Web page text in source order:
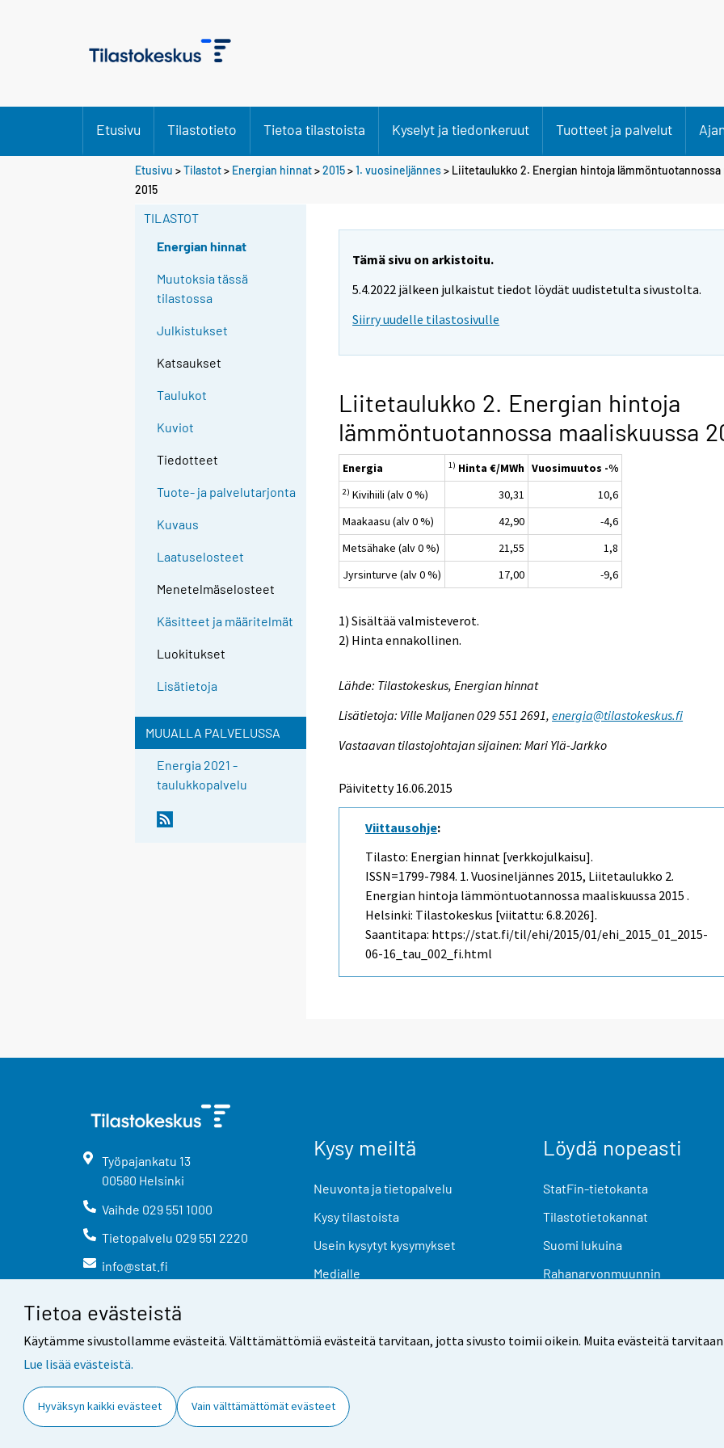
Tietoa evästeistä
Käytämme sivustollamme evästeitä. Välttämättömiä evästeitä tarvitaan, jotta sivusto toimii oikein. Muita evästeitä
Lue lisää evästeistä.
Hyväksyn kaikki evästeet Vain välttämättömät evästeet
Etusivu Tilastotieto Tietoa tilastoista Kyselyt ja tiedonkeruut Tuotteet ja palvelut
Etusivu >Tilastot> Energian hinnat>2015>1. vuosineljännes> Liitetaulukko 2. Energian hintoja lämmöntuotannossa
2015
TILASTOT
Energian hinnat
Muutoksia tässä
tilastossa
Julkistukset
Katsaukset
Taulukot
Kuviot
Tiedotteet
Tuote- ja palvelutarjonta
Kuvaus
Laatuselosteet
Menetelmäselosteet
Käsitteet ja määritelmät
Luokitukset
Lisätietoja
MUUALLA PALVELUSSA
Energia 2021 -
taulukkopalvelu
Tämä sivu on arkistoitu.
5.4.2022 jälkeen julkaistut tiedot löydät uudistetulta sivustolta.
Siirry uudelle tilastosivulle
Liitetaulukko 2. Energian hintoja
lämmöntuotannossa maaliskuussa
Energia 1) Hinta €/MWh Vuosimuutos -%
2) Kivihiili (alv 0 %) 30,31
10,6
Maakaasu (alv 0 %)
42,90
-4,6
Metsähake (alv 0 %)
21,55
1,8
Jyrsinturve (alv 0 %)
17,00 -9,6
1) Sisältää valmisteverot.
2) Hinta ennakollinen.
Lähde: Tilastokeskus, Energian hinnat
Lisätietoja: Ville Maljanen 029 551 2691,energia@tilastokeskus.fi
Vastaavan tilastojohtajan sijainen: Mari Ylä-Jarkko
Päivitetty 16.06.2015
Viittausohje:
Tilasto: Energian hinnat [verkkojulkaisu].
ISSN=1799-7984. 1. Vuosineljännes 2015, Liitetaulukko 2.
Energian hintoja lämmöntuotannossa maaliskuussa 2015 .
Helsinki: Tilastokeskus [viitattu: 6.8.2026].
Saantitapa: https://stat.fi/til/ehi/2015/01/ehi_2015_01_2015-
06-16_tau_002_fi.html
Työpajankatu 13
00580 Helsinki
Vaihde 029 551 1000
Tietopalvelu 029 551 2220
info@stat.fi
Kysy meiltä
Neuvonta ja tietopalvelu
Kysy tilastoista
Usein kysytyt kysymykset
Medialle
Löydä nopeasti
StatFin-tietokanta
Tilastotietokannat
Suomi lukuina
Rahanarvonmuunnin
Yhteystiedot Palaute